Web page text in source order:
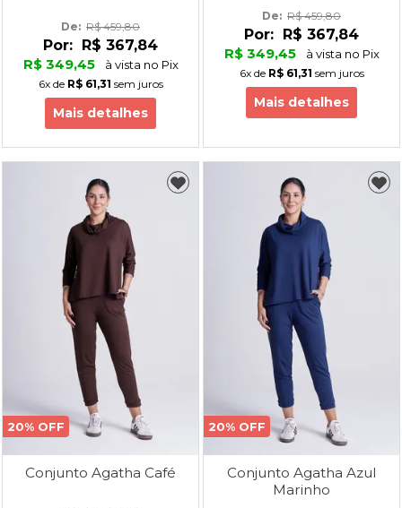
De: R$ 459,80
Por:
R$ 367,84
R$ 349,45
à vista no Pix
6xde R$ 61,31 sem juros
Mais detalhes
De: R$ 459,80
Por:
R$ 367,84
R$ 349,45
à vista no Pix
6xde R$ 61,31 sem juros
Mais detalhes
20% OFF
Conjunto Agatha Café
20% OFF
Conjunto Agatha Azul
Marinho